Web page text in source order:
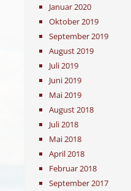
Januar 2020
Oktober 2019
September 2019
August 2019
Juli 2019
Juni 2019
Mai 2019
August 2018
Juli 2018
Mai 2018
April 2018
Februar 2018
September 2017